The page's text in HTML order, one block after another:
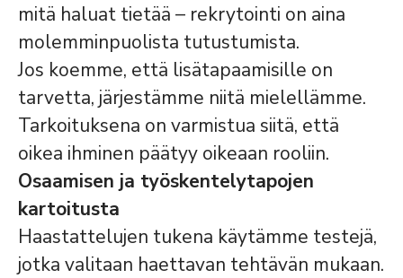
mitä haluat tietää – rekrytointi on aina
molemminpuolista tutustumista.
Jos koemme, että lisätapaamisille on
tarvetta, järjestämme niitä mielellämme.
Tarkoituksena on varmistua siitä, että
oikea ihminen päätyy oikeaan rooliin.
Osaamisen ja työskentelytapojen
kartoitusta
Haastattelujen tukena käytämme testejä,
jotka valitaan haettavan tehtävän mukaan.